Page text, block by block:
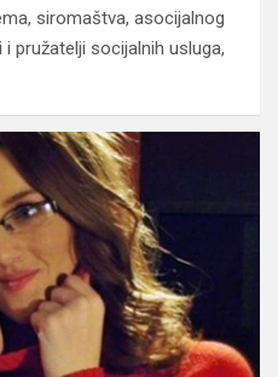
siromaštva, asocijalnog
pružatelji socijalnih usluga,